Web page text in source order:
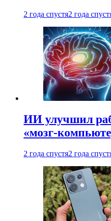
2 года спустя2 года
ИИ улучшил
«мозг-
2 года спустя2 года